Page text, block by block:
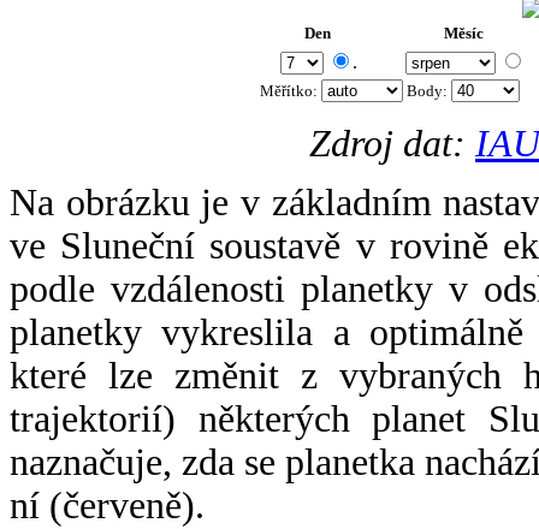
Den Měsíc
.
Měřítko: Body:
Zdroj dat:
Na obrázku je v základním
ve Sluneční soustavě v rovině
podle vzdálenosti planetky v
planetky vykreslila a
které lze změnit z vybraných
trajektorií) některých planet
naznačuje, zda se planetka
ní (červeně).